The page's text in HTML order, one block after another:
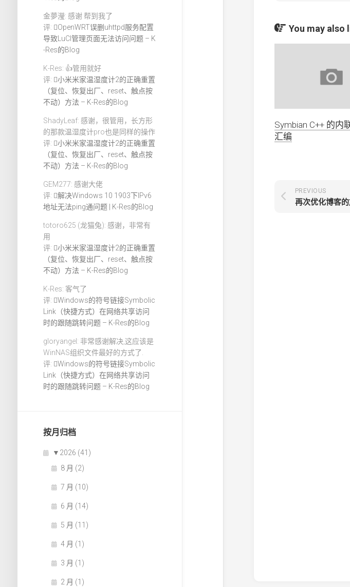
金夢瀅: 感谢 帮到我了
评:
OpenWRT误删uhttpd服务配置
导致LuCI管理页面无法访问问题 – K
-Res的Blog
K-Res: 👍管用就好
评:
小米米家温湿度计2的正确重置
（复位、恢复出厂、reset、触点按
不动）方法 – K-Res的Blog
ShadyLeaf: 感谢，很管用，长方形
的那款温湿度计pro也是同样的操作
评:
小米米家温湿度计2的正确重置
（复位、恢复出厂、reset、触点按
不动）方法 – K-Res的Blog
GEM277: 感谢大佬
评:
解决Windows 10 1903下IPv6
地址无法ping通问题 | K-Res的Blog
totoro625 (龙猫兔): 感谢，非常有
用
评:
小米米家温湿度计2的正确重置
（复位、恢复出厂、reset、触点按
不动）方法 – K-Res的Blog
K-Res: 客气了
评:
Windows的符号链接Symbolic
Link（快捷方式）在网络共享访问
时的跟随跳转问题 – K-Res的Blog
gloryangel: 非常感谢解决,这应该是
WinNAS组织文件最好的方式了.
评:
Windows的符号链接Symbolic
Link（快捷方式）在网络共享访问
时的跟随跳转问题 – K-Res的Blog
按月归档
▼ 2026 (41)
8 月 (2)
7 月 (10)
6 月 (14)
5 月 (11)
4 月 (1)
3 月 (1)
2 月 (1)
You may also
Symbian C++ 的内
汇编
PREVIOUS